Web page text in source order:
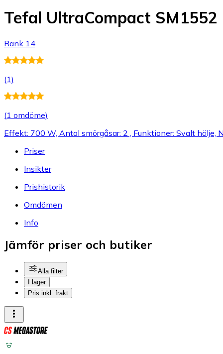
Tefal UltraCompact SM1552
Rank 14
(1)
(1 omdöme)
Effekt: 700 W, Antal smörgåsar: 2 , Funktioner: Svalt hölje,
Priser
Insikter
Prishistorik
Omdömen
Info
Jämför priser och butiker
Alla filter
I lager
Pris inkl. frakt